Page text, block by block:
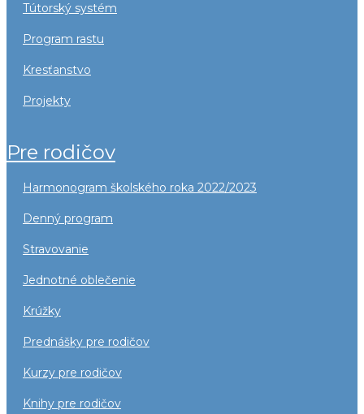
tútorský systém
program rastu
kresťanstvo
projekty
pre rodičov
harmonogram školského roka 2022/2023
denný program
stravovanie
jednotné oblečenie
krúžky
prednášky pre rodičov
kurzy pre rodičov
knihy pre rodičov